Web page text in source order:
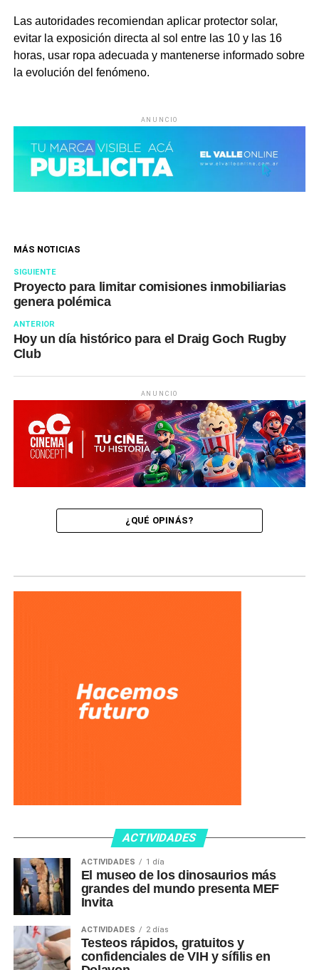
Las autoridades recomiendan aplicar protector solar,
evitar la exposición directa al sol entre las 10 y las 16
horas, usar ropa adecuada y mantenerse informado sobre
la evolución del fenómeno.
ANUNCIO
MÁS NOTICIAS
SIGUIENTE
Proyecto para limitar comisiones inmobiliarias
genera polémica
ANTERIOR
Hoy un día histórico para el Draig Goch Rugby
Club
ANUNCIO
¿QUÉ OPINÁS?
ACTIVIDADES
ACTIVIDADES 1 día
El museo de los dinosaurios más
grandes del mundo presenta MEF
Invita
ACTIVIDADES 2 días
Testeos rápidos, gratuitos y
confidenciales de VIH y sífilis en